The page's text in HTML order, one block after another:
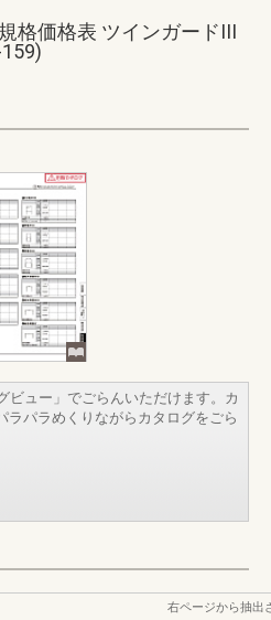
格価格表 ツインガードIII
ビュー」でごらんいただけます。カ
ラパラめくりながらカタログをごら
右ページから抽出